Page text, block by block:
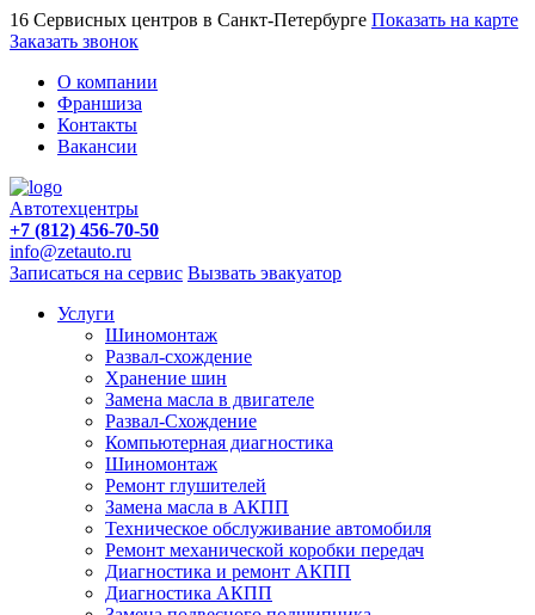
16 Сервисных центров в Санкт-Петербурге Показать на карте
Заказать звонок
О компании
Франшиза
Контакты
Вакансии
Автотехцентры
+7 (812) 456-70-50
info@zetauto.ru
Записаться на сервис Вызвать эвакуатор
Услуги
Шиномонтаж
Развал-схождение
Хранение шин
Замена масла в двигателе
Развал-Схождение
Компьютерная диагностика
Шиномонтаж
Ремонт глушителей
Замена масла в АКПП
Техническое обслуживание автомобиля
Ремонт механической коробки передач
Диагностика и ремонт АКПП
Диагностика АКПП